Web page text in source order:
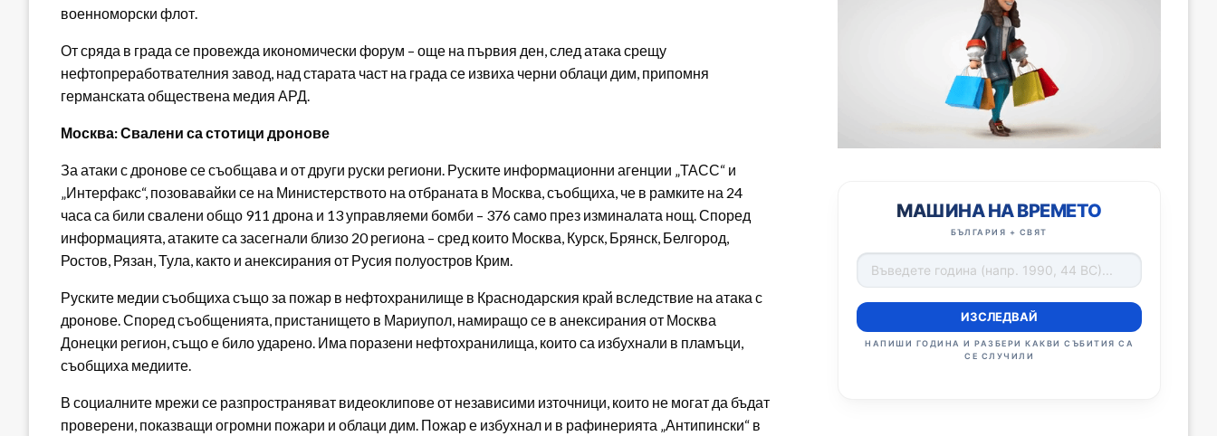
военноморски флот.
От сряда в града се провежда икономически форум – още на първия ден, след атака срещу
нефтопреработвателния завод, над старата част на града се извиха черни облаци дим, припомня
германската обществена медия АРД.
Москва: Свалени са стотици дронове
За атаки с дронове се съобщава и от други руски региони. Руските информационни агенции „ТАСС“ и
„Интерфакс“, позовавайки се на Министерството на отбраната в Москва, съобщиха, че в рамките на 24
часа са били свалени общо 911 дрона и 13 управляеми бомби – 376 само през изминалата нощ. Според
информацията, атаките са засегнали близо 20 региона – сред които Москва, Курск, Брянск, Белгород,
Ростов, Рязан, Тула, както и анексирания от Русия полуостров Крим.
Руските медии съобщиха също за пожар в нефтохранилище в Краснодарския край вследствие на атака с
дронове. Според съобщенията, пристанището в Мариупол, намиращо се в анексирания от Москва
Донецки регион, също е било ударено. Има поразени нефтохранилища, които са избухнали в пламъци,
съобщиха медиите.
В социалните мрежи се разпространяват видеоклипове от независими източници, които не могат да бъдат
проверени, показващи огромни пожари и облаци дим. Пожар е избухнал и в рафинерията „Антипински“ в
МАШИНА НА ВРЕМЕТО
БЪЛГАРИЯ + СВЯТ
ИЗСЛЕДВАЙ
НАПИШИ ГОДИНА И РАЗБЕРИ КАКВИ СЪБИТИЯ СА
СЕ СЛУЧИЛИ